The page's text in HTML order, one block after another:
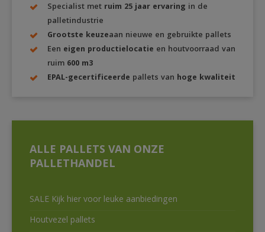
Specialist met ruim 25 jaar ervaring in de
palletindustrie
Grootste keuzeaan nieuwe en gebruikte pallets
Een eigen productielocatie en houtvoorraad van
ruim 600 m3
EPAL-gecertificeerde pallets van hoge kwaliteit
ALLE PALLETS VAN ONZE
PALLETHANDEL
SALE Kijk hier voor leuke aanbiedingen
Houtvezel pallets